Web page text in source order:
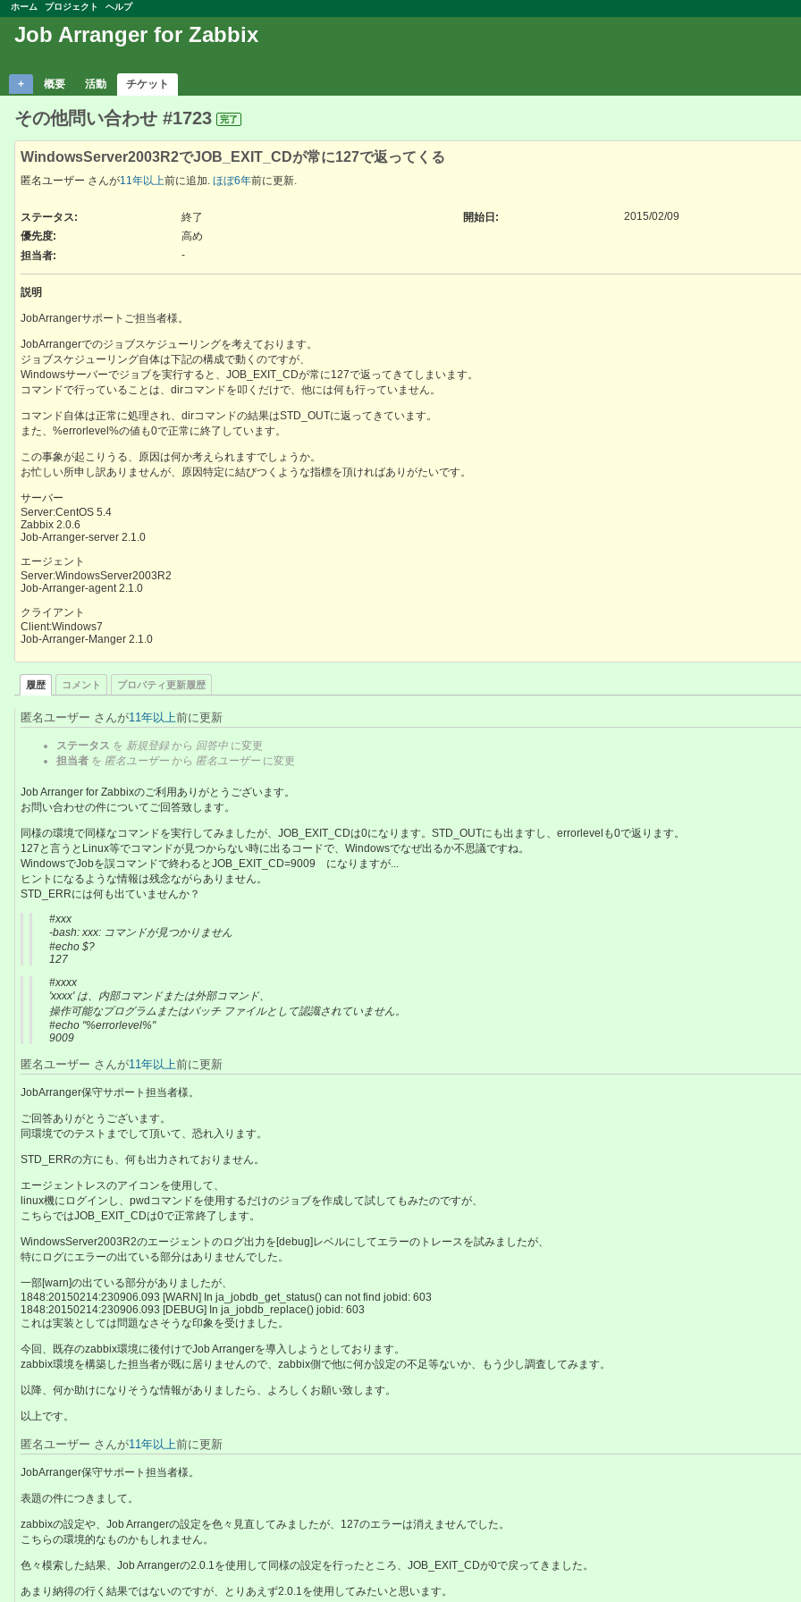
ホーム プロジェクト ヘルプ
Job Arranger for Zabbix
+ 概要 活動 チケット
その他問い合わせ #1723 完了
WindowsServer2003R2でJOB_EXIT_CDが常に127で返ってくる
匿名ユーザー さんが11年以上前に追加. ほぼ6年前に更新.
ステータス:
終了
優先度:
高め
担当者:
-
開始日: 2015/02/09
説明
JobArrangerサポートご担当者様。
JobArrangerでのジョブスケジューリングを考えております。
ジョブスケジューリング自体は下記の構成で動くのですが、
Windowsサーバーでジョブを実行すると、JOB_EXIT_CDが常に127で返ってきてしまいます。
コマンドで行っていることは、dirコマンドを叩くだけで、他には何も行っていません。
コマンド自体は正常に処理され、dirコマンドの結果はSTD_OUTに返ってきています。
また、%errorlevel%の値も0で正常に終了しています。
この事象が起こりうる、原因は何か考えられますでしょうか。
お忙しい所申し訳ありませんが、原因特定に結びつくような指標を頂ければありがたいです。
サーバー
Server:CentOS 5.4
Zabbix 2.0.6
Job-Arranger-server 2.1.0
エージェント
Server:WindowsServer2003R2
Job-Arranger-agent 2.1.0
クライアント
Client:Windows7
Job-Arranger-Manger 2.1.0
履歴 コメント プロパティ更新履歴
匿名ユーザー さんが11年以上前に更新
ステータス を 新規登録から 回答中 に変更
担当者 を 匿名ユーザー から 匿名ユーザー に変更
Job Arranger for Zabbixのご利用ありがとうございます。
お問い合わせの件についてご回答致します。
同様の環境で同様なコマンドを実行してみましたが、JOB_EXIT_CDは0になります。STD_OUTにも出ますし、errorlevelも0で返ります。
127と言うとLinux等でコマンドが見つからない時に出るコードで、Windowsでなぜ出るか不思議ですね。
WindowsでJobを誤コマンドで終わるとJOB_EXIT_CD=9009 になりますが...
ヒントになるような情報は残念ながらありません。
STD_ERRには何も出ていませんか？
#xxx
-bash: xxx: コマンドが見つかりません
#echo $?
127
#xxxx
'xxxx' は、内部コマンドまたは外部コマンド、
操作可能なプログラムまたはバッチ ファイルとして認識されていません。
#echo "%errorlevel%"
9009
匿名ユーザー さんが11年以上前に更新
JobArranger保守サポート担当者様。
ご回答ありがとうございます。
同環境でのテストまでして頂いて、恐れ入ります。
STD_ERRの方にも、何も出力されておりません。
エージェントレスのアイコンを使用して、
linux機にログインし、pwdコマンドを使用するだけのジョブを作成して試してもみたのですが、
こちらではJOB_EXIT_CDは0で正常終了します。
WindowsServer2003R2のエージェントのログ出力を[debug]レベルにしてエラーのトレースを試みましたが、
特にログにエラーの出ている部分はありませんでした。
一部[warn]の出ている部分がありましたが、
1848:20150214:230906.093 [WARN] In ja_jobdb_get_status() can not find jobid: 603
1848:20150214:230906.093 [DEBUG] In ja_jobdb_replace() jobid: 603
これは実装としては問題なさそうな印象を受けました。
今回、既存のzabbix環境に後付けでJob Arrangerを導入しようとしております。
zabbix環境を構築した担当者が既に居りませんので、zabbix側で他に何か設定の不足等ないか、もう少し調査してみます。
以降、何か助けになりそうな情報がありましたら、よろしくお願い致します。
以上です。
匿名ユーザー さんが11年以上前に更新
JobArranger保守サポート担当者様。
表題の件につきまして。
zabbixの設定や、Job Arrangerの設定を色々見直してみましたが、127のエラーは消えませんでした。
こちらの環境的なものかもしれません。
色々模索した結果、Job Arrangerの2.0.1を使用して同様の設定を行ったところ、JOB_EXIT_CDが0で戻ってきました。
あまり納得の行く結果ではないのですが、とりあえず2.0.1を使用してみたいと思います。